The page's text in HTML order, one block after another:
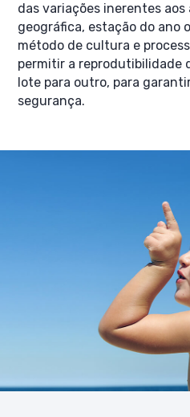
das variações inerentes aos
geográfica, estação do ano
método de cultura e
permitir a reprodutibilidade
lote para outro, para
segurança.